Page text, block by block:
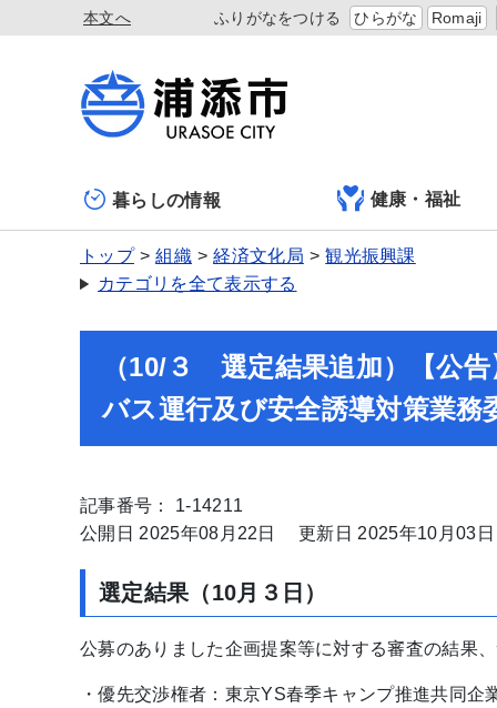
本文へ ふりがなをつける ひらがな Romaji
暮らしの情報 健康・福祉
トップ 組織 経済文化局
観光振興課
カテゴリを全て表示する
（10/３ 選定結果追加）【公
バス運行及び安全誘導対策業
記事番号： 1-14211
公開日 2025年08月22日
更新日 2025年10月03日
選定結果（10月３日）
公募のありました企画提案等に対する審査の結果
・優先交渉権者：東京YS春季キャンプ推進共同企